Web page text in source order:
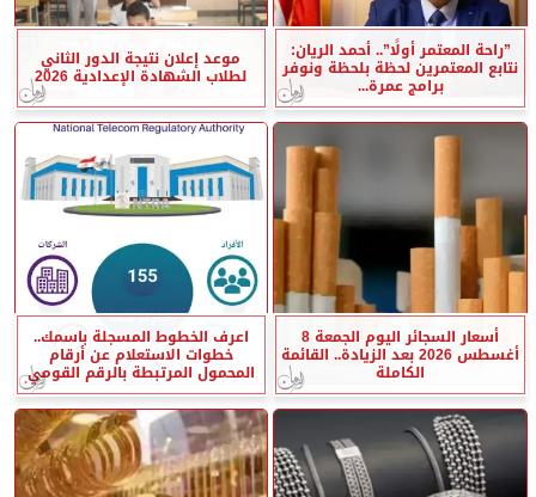
”راحة المعتمر أولًا”.. أحمد الريان:
نتابع المعتمرين لحظة بلحظة ونوفر
برامج عمرة...
موعد إعلان نتيجة الدور الثاني
لطلاب الشهادة الإعدادية 2026
أسعار السجائر اليوم الجمعة 8
أغسطس 2026 بعد الزيادة.. القائمة
الكاملة
اعرف الخطوط المسجلة باسمك..
خطوات الاستعلام عن أرقام
المحمول المرتبطة بالرقم القومي